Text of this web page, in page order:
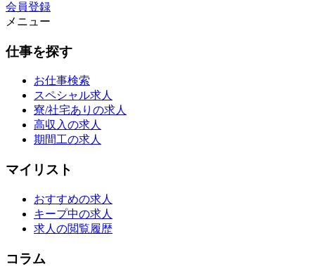
会員登録
メニュー
仕事を探す
お仕事検索
スペシャル求人
寮/社宅ありの求人
高収入の求人
期間工の求人
マイリスト
おすすめの求人
キープ中の求人
求人の閲覧履歴
コラム